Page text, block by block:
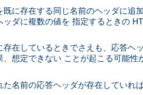
既に存在する同じ名前のヘッダに追
ッダに複数の値を 指定するときの
存在しているときでさえも、応答ヘ
、想定できない ことが起こる可能性
た名前の応答ヘッダが存在していれ